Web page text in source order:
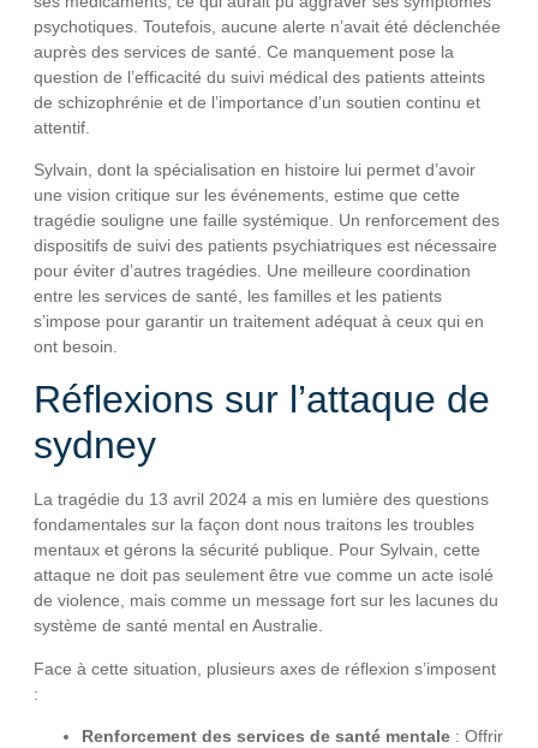
psychotiques. Toutefois, aucune alerte n’avait été déclenchée
auprès des services de santé. Ce manquement pose la
question de l’efficacité du suivi médical des patients atteints
de schizophrénie et de l’importance d’un soutien continu et
attentif.
Sylvain, dont la spécialisation en histoire lui permet d’avoir
une vision critique sur les événements, estime que cette
tragédie souligne une faille systémique. Un renforcement des
dispositifs de suivi des patients psychiatriques est nécessaire
pour éviter d’autres tragédies. Une meilleure coordination
entre les services de santé, les familles et les patients
s’impose pour garantir un traitement adéquat à ceux qui en
ont besoin.
Réflexions sur l’attaque de
sydney
La tragédie du 13 avril 2024 a mis en lumière des questions
fondamentales sur la façon dont nous traitons les troubles
mentaux et gérons la sécurité publique. Pour Sylvain, cette
attaque ne doit pas seulement être vue comme un acte isolé
de violence, mais comme un message fort sur les lacunes du
système de santé mental en Australie.
Face à cette situation, plusieurs axes de réflexion s’imposent
:
Renforcement des services de santé mentale : Offrir